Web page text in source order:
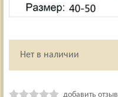
Нет в наличии
добавить отзыв